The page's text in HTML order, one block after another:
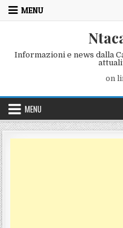
Skip to content
MENU
Informazioni e news dalla
on
MENU